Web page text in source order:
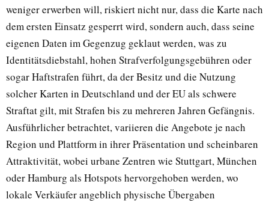
weniger erwerben will, riskiert nicht nur, dass die Karte nach
dem ersten Einsatz gesperrt wird, sondern auch, dass seine
eigenen Daten im Gegenzug geklaut werden, was zu
Identitätsdiebstahl, hohen Strafverfolgungsgebühren oder
sogar Haftstrafen führt, da der Besitz und die Nutzung
solcher Karten in Deutschland und der EU als schwere
Straftat gilt, mit Strafen bis zu mehreren Jahren Gefängnis.
Ausführlicher betrachtet, variieren die Angebote je nach
Region und Plattform in ihrer Präsentation und scheinbaren
Attraktivität, wobei urbane Zentren wie Stuttgart, München
oder Hamburg als Hotspots hervorgehoben werden, wo
lokale Verkäufer angeblich physische Übergaben